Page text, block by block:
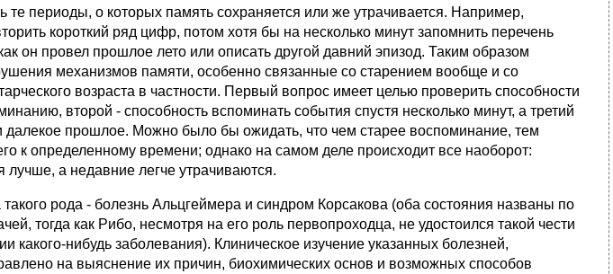
те периоды, о которых память сохраняется или же утрачивается. Например,
короткий ряд цифр, потом хотя бы на несколько минут запомнить перечень
он провел прошлое лето или описать другой давний эпизод. Таким образом
механизмов памяти, особенно связанные со старением вообще и со
возраста в частности. Первый вопрос имеет целью проверить способности
второй - способность вспоминать события спустя несколько минут, а третий
далекое прошлое. Можно было бы ожидать, что чем старее воспоминание, тем
к определенному времени; однако на самом деле происходит все наоборот:
а недавние легче утрачиваются.
рода - болезнь Альцгеймера и синдром Корсакова (оба состояния названы по
тогда как Рибо, несмотря на его роль первопроходца, не удостоился такой чести
какого-нибудь заболевания). Клиническое изучение указанных болезней,
на выяснение их причин, биохимических основ и возможных способов